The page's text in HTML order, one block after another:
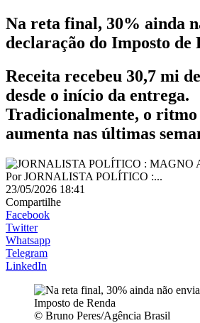
Na reta final, 30% ainda
declaração do Imposto de
Receita recebeu 30,7 mi
desde o início da entrega.
Tradicionalmente, o ritmo
aumenta nas últimas
PorJORNALISTA POLÍTICO :...
23/05/2026 18:41
Compartilhe
Facebook
Twitter
Whatsapp
Telegram
LinkedIn
© Bruno Peres/Agência Brasil